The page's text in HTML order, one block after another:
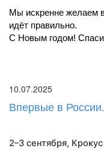
Мы искренне желаем
идёт правильно.
С Новым годом!
10.07.2025
Впервые в
2–3 сентября,